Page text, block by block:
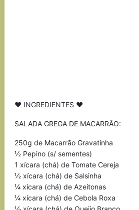
♥ INGREDIENTES ♥
SALADA GREGA DE MACARRÃO:
250g de Macarrão Gravatinha
½ Pepino (s/ sementes)
1 xícara (chá) de Tomate Cereja
½ xícara (chá) de Salsinha
¼ xícara (chá) de Azeitonas
¼ xícara (chá) de Cebola Roxa